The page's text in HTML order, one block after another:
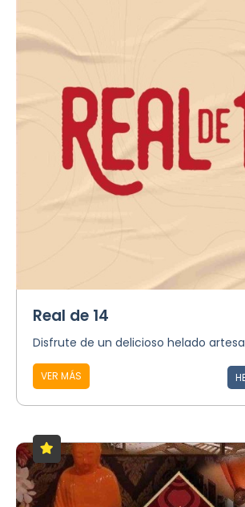
Real de 14
Disfrute de un delicioso helado
VER MÁS